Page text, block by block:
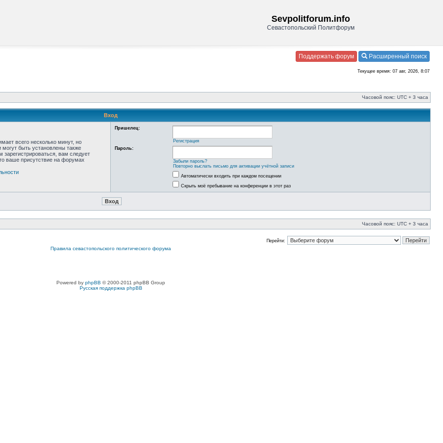
Sevpolitforum.info
Севастопольский Политфорум
Поддержать форум Расширенный поиск
Текущее время: 07 авг, 2026, 8:07
Часовой пояс: UTC + 3 часа
Вход
всего несколько минут, но
быть установлены также
зарегистрироваться, вам следует
ваше присутствие на форумах
Пришелец:
Регистрация
Пароль:
Забыли пароль?
Повторно выслать письмо для активации учётной записи
Автоматически входить при каждом посещении
Скрыть моё пребывание на конференции в этот раз
Часовой пояс: UTC + 3 часа
Перейти:
Правила севастопольского политического форума
Powered by phpBB © 2000-2011 phpBB Group
Русская поддержка phpBB